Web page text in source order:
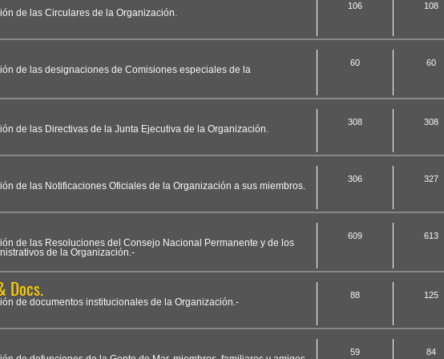
de las Circulares de la Organización.
106 108
de las designaciones de Comisiones especiales de la
60 60
de las Directivas de la Junta Ejecutiva de la Organización.
308 308
de las Notificaciones Oficiales de la Organización a sus miembros.
306 327
de las Resoluciones del Consejo Nacional Permanente y de los
de la Organización.-
609 613
Docs.
de documentos institucionales de la Organización.-
88 125
59 84